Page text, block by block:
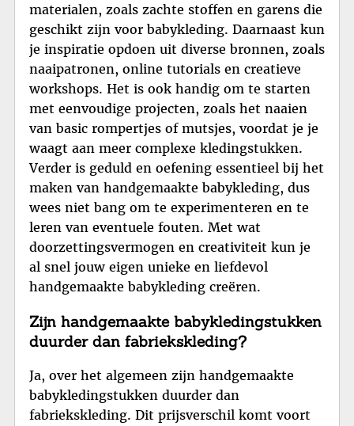
materialen, zoals zachte stoffen en garens die
geschikt zijn voor babykleding. Daarnaast kun
je inspiratie opdoen uit diverse bronnen, zoals
naaipatronen, online tutorials en creatieve
workshops. Het is ook handig om te starten
met eenvoudige projecten, zoals het naaien
van basic rompertjes of mutsjes, voordat je je
waagt aan meer complexe kledingstukken.
Verder is geduld en oefening essentieel bij het
maken van handgemaakte babykleding, dus
wees niet bang om te experimenteren en te
leren van eventuele fouten. Met wat
doorzettingsvermogen en creativiteit kun je
al snel jouw eigen unieke en liefdevol
handgemaakte babykleding creëren.
Zijn handgemaakte babykledingstukken
duurder dan fabriekskleding?
Ja, over het algemeen zijn handgemaakte
babykledingstukken duurder dan
fabriekskleding. Dit prijsverschil komt voort